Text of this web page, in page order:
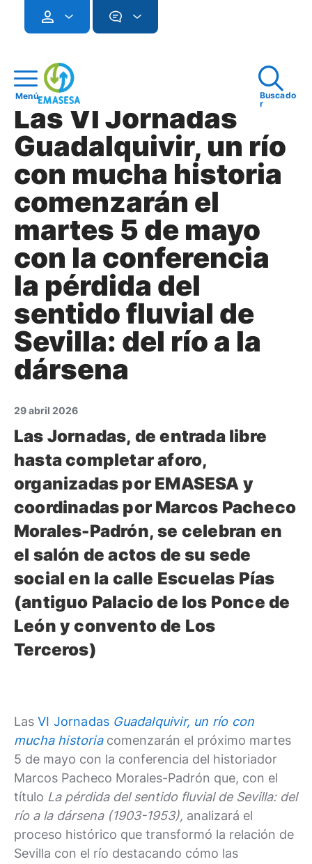
Menú
Buscado
r
Las VI Jornadas
Guadalquivir, un río
con mucha historia
comenzarán el
martes 5 de mayo
con la conferencia
la pérdida del
sentido fluvial de
Sevilla: del río a la
dársena
29 abril 2026
Las Jornadas, de entrada libre
hasta completar aforo,
organizadas por EMASESA y
coordinadas por Marcos Pacheco
Morales-Padrón, se celebran en
el salón de actos de su sede
social en la calle Escuelas Pías
(antiguo Palacio de los Ponce de
León y convento de Los
Terceros)
Las VI Jornadas Guadalquivir, un río con
mucha historiacomenzarán el próximo martes
5 de mayo con la conferencia del historiador
Marcos Pacheco Morales-Padrón que, con el
título La pérdida del sentido fluvial de Sevilla: del
río a la dársena (1903-1953), analizará el
proceso histórico que transformó la relación de
Sevilla con el río destacando cómo las